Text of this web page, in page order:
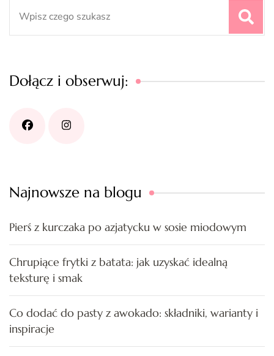
Dołącz i obserwuj:
Najnowsze na blogu
Pierś z kurczaka po azjatycku w sosie miodowym
Chrupiące frytki z batata: jak uzyskać idealną
teksturę i smak
Co dodać do pasty z awokado: składniki, warianty i
inspiracje